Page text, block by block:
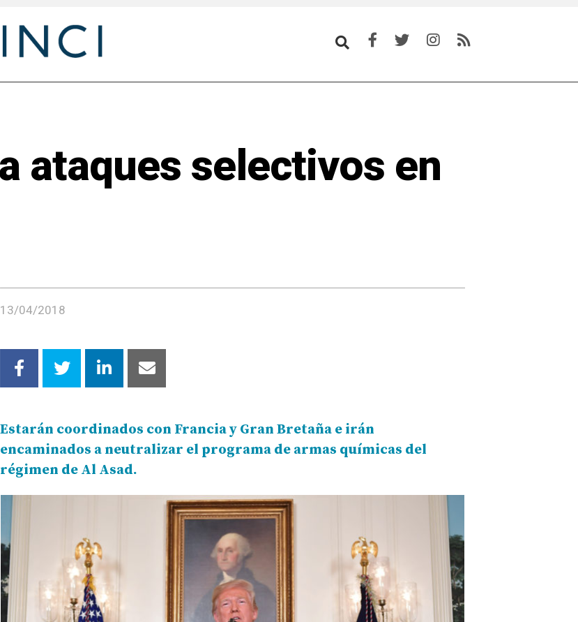
ataques selectivos en
13/04/2018
Estarán coordinados con Francia y Gran Bretaña e irán
encaminados a neutralizar el programa de armas químicas del
régimen de Al Asad.